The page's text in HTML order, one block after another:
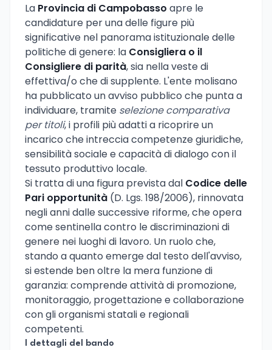
La Provincia di Campobasso apre le
candidature per una delle figure più
significative nel panorama istituzionale delle
politiche di genere: la Consigliera o il
Consigliere di parità, sia nella veste di
effettiva/o che di supplente. L'ente molisano
ha pubblicato un avviso pubblico che punta a
individuare, tramite selezione comparativa
per titoli, i profili più adatti a ricoprire un
incarico che intreccia competenze giuridiche,
sensibilità sociale e capacità di dialogo con il
tessuto produttivo locale.
Si tratta di una figura prevista dal Codice delle
Pari opportunità (D. Lgs. 198/2006), rinnovata
negli anni dalle successive riforme, che opera
come sentinella contro le discriminazioni di
genere nei luoghi di lavoro. Un ruolo che,
stando a quanto emerge dal testo dell'avviso,
si estende ben oltre la mera funzione di
garanzia: comprende attività di promozione,
monitoraggio, progettazione e collaborazione
con gli organismi statali e regionali
competenti.
I dettagli del bando